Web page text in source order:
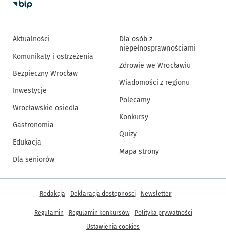
Aktualności
Komunikaty i ostrzeżenia
Bezpieczny Wrocław
Inwestycje
Wrocławskie osiedla
Gastronomia
Edukacja
Dla seniorów
Dla osób z
niepełnosprawnościami
Zdrowie we Wrocławiu
Wiadomości z regionu
Polecamy
Konkursy
Quizy
Mapa strony
Inne informacje
Redakcja Deklaracja dostępności Newsletter
Regulamin Regulamin konkursów
Polityka prywatności
Ustawienia cookies